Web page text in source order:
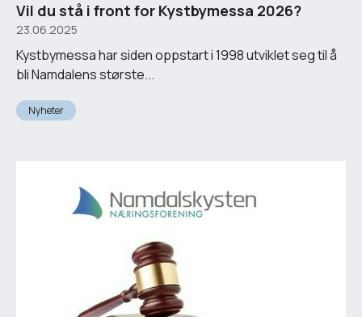
Vil du stå i front for Kystbymessa 2026?
23.06.2025
Kystbymessa har siden oppstart i 1998 utviklet seg til å
bli Namdalens største...
Nyheter